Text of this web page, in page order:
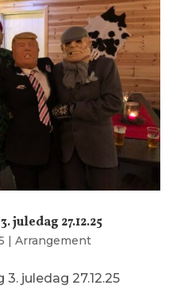
juledag 27.12.25
| Arrangement
juledag 27.12.25